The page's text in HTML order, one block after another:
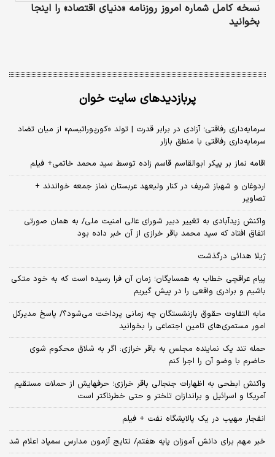
نسخه کامل شماره امروز روزنامه «دنیای‌ اقتصاد» را اینجا
بخوانید
پربازدیدهای سایت خوان
سرمایه‌داری رفاقتی؛ آزادی در برابر قدرت | تولد «کورپوراتیسم» از میان تضاد
سرمایه‌داری رفاقتی با منطق بازار
اقامه نماز بر پیکر ابوالقاسم قاسم زاده توسط سید محمد خاتمی+ فیلم
اردوغان و شهباز شریف در کنار ولیعهد عربستان نماز جمعه خواندند +
تصاویر
واکنش زیدآبادی به تغییر دبیر شورای عالی امنیت ملی/ به همان صورتی
اتفاق افتاد که سید محمد باقر خرازی از آن خبر داده بود
ژیلا هدائی درگذشت
پیام عراقچی خطاب به همسایگان؛ زمان آن فرا رسیده است که به خود متکی
باشیم و برادری واقعی را در پیش گیریم
مابه التفاوت حقوق بازنشستگان چه زمانی پرداخت می‌شود؟/ پاسخ مدیرکل
امور مستمری‌های تامین اجتماعی را بخوانید
حمله تند یک نماینده مجلس به باقر خرازی: اگر به شلاق محکوم شوی
حاضرم با وضو آن را اجرا کنم
واکنش ابطحی به اظهارات جنجالی باقر خرازی؛ حرفهایش از حملات مستقیم
آمریکا و اسرائیل و براندازان تلختر و حتی خطرناکتر است
انفجار مهیب در یک پالایشگاه نفت + فیلم
خبر مهم برای دانش آموزان پایه هفتم/ نتایج آزمون مدارس سمپاد اعلام شد